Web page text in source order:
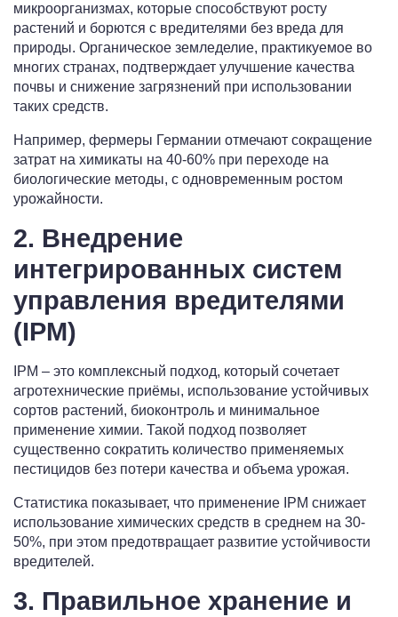
микроорганизмах, которые способствуют росту
растений и борются с вредителями без вреда для
природы. Органическое земледелие, практикуемое во
многих странах, подтверждает улучшение качества
почвы и снижение загрязнений при использовании
таких средств.
Например, фермеры Германии отмечают сокращение
затрат на химикаты на 40-60% при переходе на
биологические методы, с одновременным ростом
урожайности.
2. Внедрение
интегрированных систем
управления вредителями
(IPM)
IPM – это комплексный подход, который сочетает
агротехнические приёмы, использование устойчивых
сортов растений, биоконтроль и минимальное
применение химии. Такой подход позволяет
существенно сократить количество применяемых
пестицидов без потери качества и объема урожая.
Статистика показывает, что применение IPM снижает
использование химических средств в среднем на 30-
50%, при этом предотвращает развитие устойчивости
вредителей.
3. Правильное хранение и